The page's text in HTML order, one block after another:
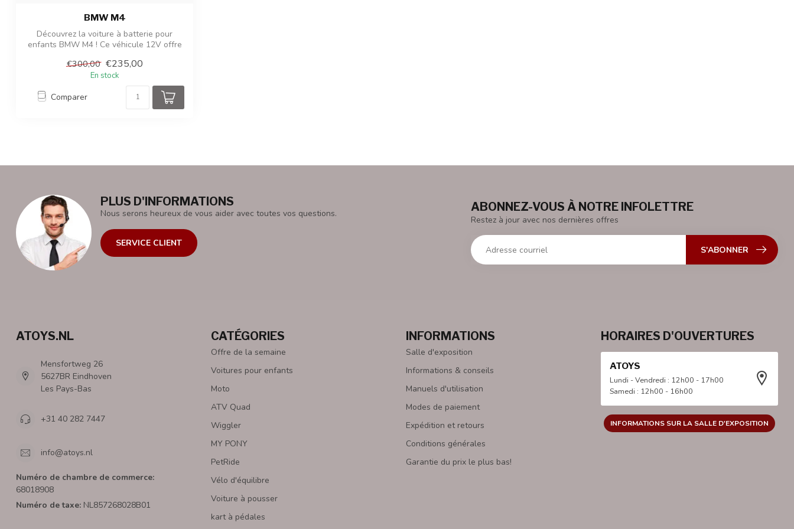
BMW M4
Découvrez la voiture à batterie pour
enfants BMW M4 ! Ce véhicule 12V offre
€300,00 €235,00
En stock
Comparer
PLUS D'INFORMATIONS
Nous serons heureux de vous aider avec toutes vos questions.
SERVICE CLIENT
ABONNEZ-VOUS À NOTRE INFOLETTRE
Restez à jour avec nos dernières offres
S'ABONNER
ATOYS.NL
Mensfortweg 26
5627BR Eindhoven
Les Pays-Bas
+31 40 282 7447
info@atoys.nl
Numéro de chambre de commerce:
68018908
Numéro de taxe: NL857268028B01
CATÉGORIES
Offre de la semaine
Voitures pour enfants
Moto
ATV Quad
Wiggler
MY PONY
PetRide
Vélo d'équilibre
Voiture à pousser
kart à pédales
INFORMATIONS
Salle d'exposition
Informations & conseils
Manuels d'utilisation
Modes de paiement
Expédition et retours
Conditions générales
Garantie du prix le plus bas!
HORAIRES D'OUVERTURES
ATOYS
Lundi - Vendredi : 12h00 - 17h00
Samedi : 12h00 - 16h00
INFORMATIONS SUR LA SALLE D'EXPOSITION